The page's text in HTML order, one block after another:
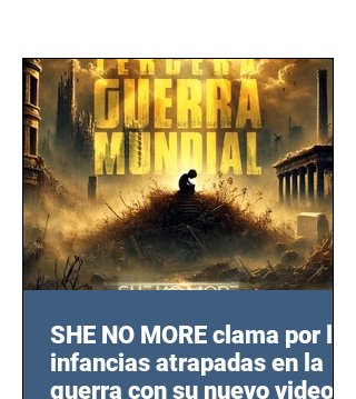
SHE NO MORE clama por las
infancias atrapadas en la
guerra con su nuevo video